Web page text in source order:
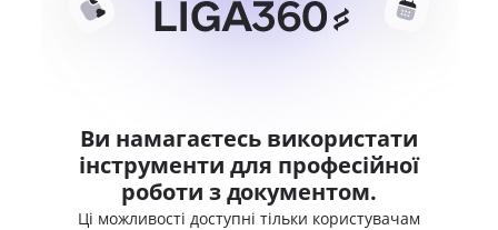
Ви намагаєтесь використати
інструменти для професійної
роботи з документом.
Ці можливості доступні тільки користувачам